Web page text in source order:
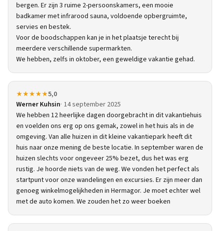
bergen. Er zijn 3 ruime 2-persoonskamers, een mooie
badkamer met infrarood sauna, voldoende opbergruimte,
servies en bestek.
Voor de boodschappen kan je in het plaatsje terecht bij
meerdere verschillende supermarkten.
We hebben, zelfs in oktober, een geweldige vakantie gehad.
★★★★★5,0
Werner Kuhsin 14 september 2025
We hebben 12 heerlijke dagen doorgebracht in dit vakantiehuis
en voelden ons erg op ons gemak, zowel in het huis als in de
omgeving. Van alle huizen in dit kleine vakantiepark heeft dit
huis naar onze mening de beste locatie. In september waren de
huizen slechts voor ongeveer 25% bezet, dus het was erg
rustig. Je hoorde niets van de weg. We vonden het perfect als
startpunt voor onze wandelingen en excursies. Er zijn meer dan
genoeg winkelmogelijkheden in Hermagor. Je moet echter wel
met de auto komen. We zouden het zo weer boeken